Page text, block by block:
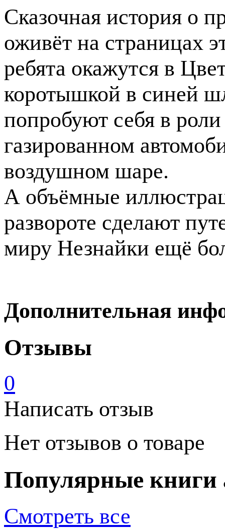
Сказочная история о
оживёт на страницах
ребята окажутся в
коротышкой в синей
попробуют себя в
газированном
воздушном шаре.
А объёмные
развороте сделают
миру Незнайки ещё
Дополнительная
Отзывы
0
Написать отзыв
Нет отзывов о товаре
Популярные книги
Смотреть все